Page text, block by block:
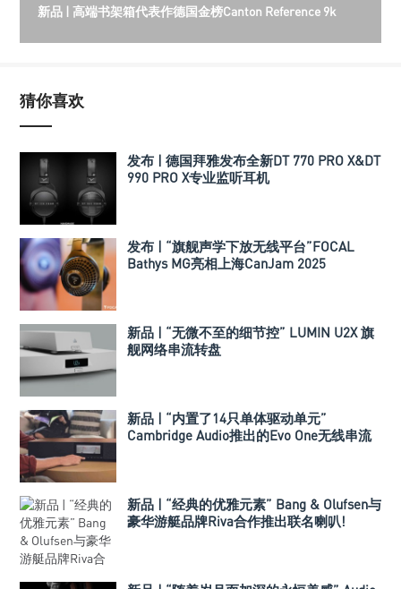
新品 | 高端书架箱代表作德国金榜Canton Reference 9k
猜你喜欢
发布 | 德国拜雅发布全新DT 770 PRO X&DT
990 PRO X专业监听耳机
发布 | “旗舰声学下放无线平台”FOCAL
Bathys MG亮相上海CanJam 2025
新品 | “无微不至的细节控” LUMIN U2X 旗
舰网络串流转盘
新品 | “内置了14只单体驱动单元”
Cambridge Audio推出的Evo One无线串流
新品 | “经典的优雅元素” Bang & Olufsen与
豪华游艇品牌Riva合作推出联名喇叭!